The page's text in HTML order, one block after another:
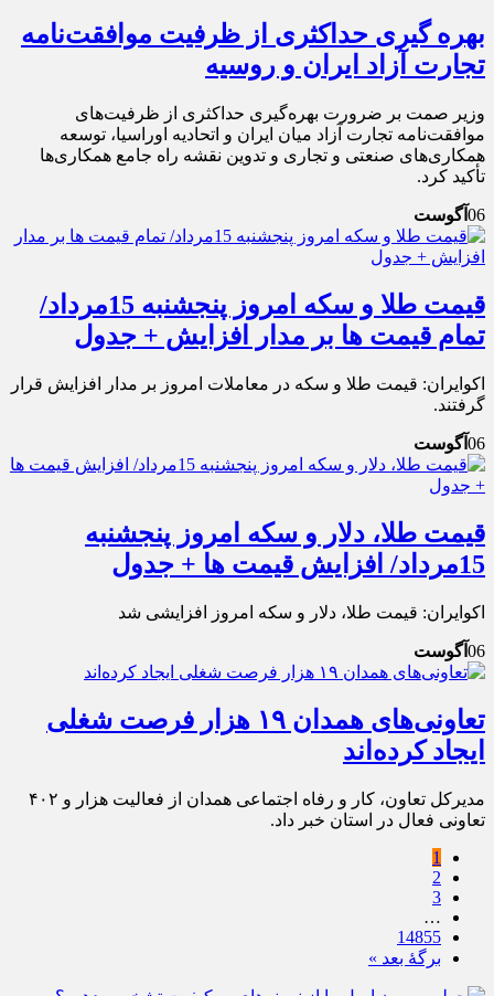
بهره گیری حداکثری از ظرفیت موافقت‌نامه
تجارت آزاد ایران و روسیه
وزیر صمت بر ضرورت بهره‌گیری حداکثری از ظرفیت‌های
موافقت‌نامه تجارت آزاد میان ایران و اتحادیه اوراسیا، توسعه
همکاری‌های صنعتی و تجاری و تدوین نقشه راه جامع همکاری‌ها
تأکید کرد.
06آگوست
قیمت طلا و سکه امروز پنجشنبه 15مرداد/
تمام قیمت ها بر مدار افزایش + جدول
اکوایران: قیمت طلا و سکه در معاملات امروز بر مدار افزایش قرار
گرفتند.
06آگوست
قیمت طلا، دلار و سکه امروز پنجشنبه
15مرداد/ افزایش قیمت ها + جدول
اکوایران: قیمت طلا، دلار و سکه امروز افزایشی شد
06آگوست
تعاونی‌های همدان ۱۹ هزار فرصت شغلی
ایجاد کرده‌اند
مدیرکل تعاون، کار و رفاه اجتماعی همدان از فعالیت هزار و ۴۰۲
تعاونی فعال در استان خبر داد.
1
2
3
…
14855
برگهٔ بعد »